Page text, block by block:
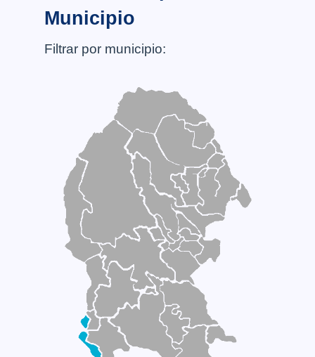
Municipio
Filtrar por municipio: